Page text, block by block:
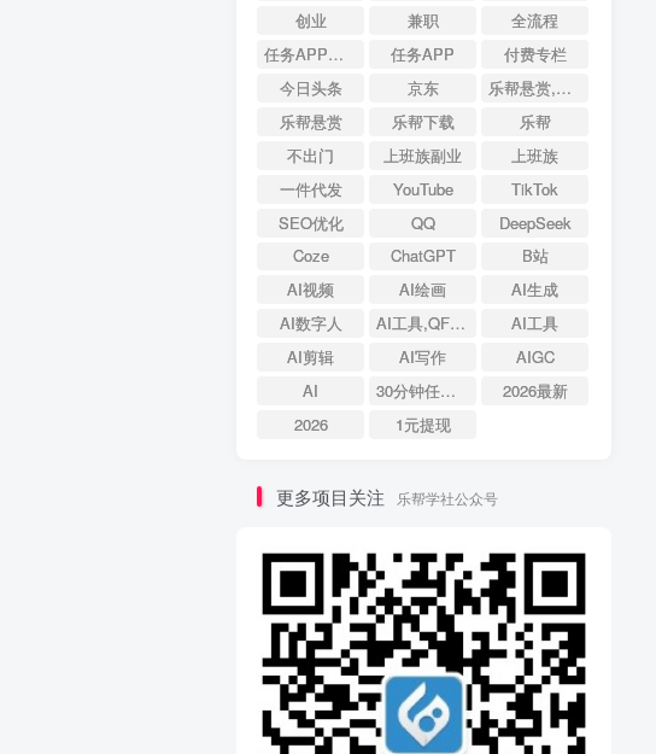
创业
兼职
全流程
任务APP排行
任务APP
付费专栏
今日头条
京东
乐帮悬赏,QFire专题,AI搜索,资源导航
乐帮悬赏
乐帮下载
乐帮
不出门
上班族副业
上班族
一件代发
YouTube
TikTok
SEO优化
QQ
DeepSeek
Coze
ChatGPT
B站
AI视频
AI绘画
AI生成
AI数字人
AI工具,QFire专题,AI搜索,资源导航
AI工具
AI剪辑
AI写作
AIGC
AI
30分钟任务体验
2026最新
2026
1元提现
更多项目关注 乐帮学社公众号